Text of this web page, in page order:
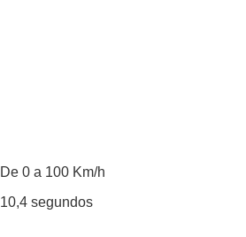
De 0 a 100 Km/h
10,4 segundos